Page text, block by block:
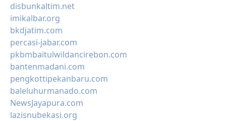
disbunkaltim.net
imikalbar.org
bkdjatim.com
percasi-jabar.com
pkbmbaitulwildancirebon.com
bantenmadani.com
pengkottipekanbaru.com
baleluhurmanado.com
NewsJayapura.com
lazisnubekasi.org